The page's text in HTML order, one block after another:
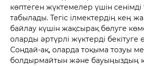
көптеген жүктемелер үшін
табылады. Тегіс ілмектердің кең
байлау күшін жақсырақ бөлуге
оларды әртүрлі жүктерді бекітуге
Сондай-ақ, оларда тоқыма тозуы
болдырмайтын және бауыңыздың